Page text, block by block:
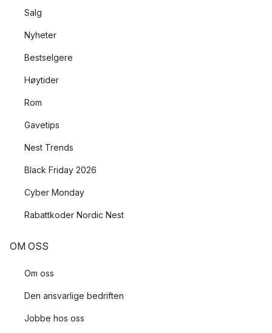
Salg
Nyheter
Bestselgere
Høytider
Rom
Gavetips
Nest Trends
Black Friday 2026
Cyber Monday
Rabattkoder Nordic Nest
OM OSS
Om oss
Den ansvarlige bedriften
Jobbe hos oss